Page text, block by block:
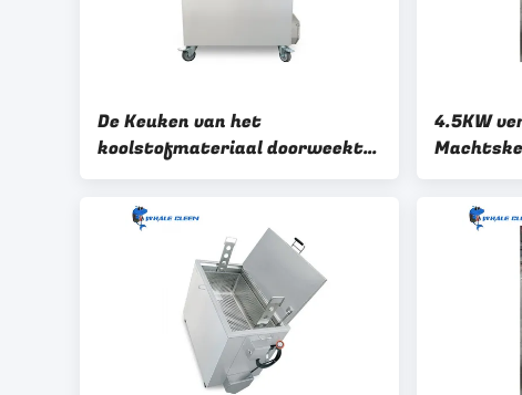
De Keuken van het
koolstofmateriaal doorweekt
Tanks
4.5KW
van de